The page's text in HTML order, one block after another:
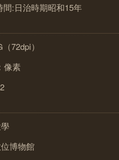
:日治時期昭和15年
72dpi）
像素
博物館